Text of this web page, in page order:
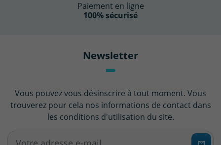
Paiement en ligne
100% sécurisé
Newsletter
Vous pouvez vous désinscrire à tout moment. Vous
trouverez pour cela nos informations de contact dans
les conditions d'utilisation du site.